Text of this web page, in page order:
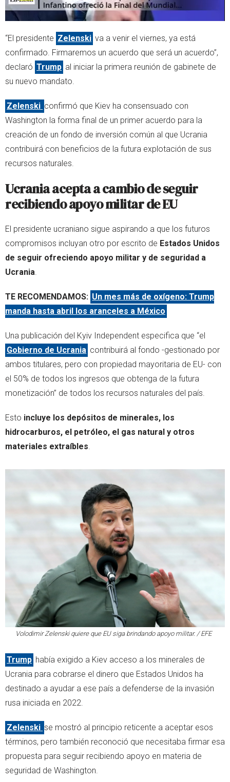
“El presidente Zelenski va a venir el viernes, ya está
confirmado. Firmaremos un acuerdo que será un acuerdo”,
declaró Trump al iniciar la primera reunión de gabinete de
su nuevo mandato.
Zelenski confirmó que Kiev ha consensuado con
Washington la forma final de un primer acuerdo para la
creación de un fondo de inversión común al que Ucrania
contribuirá con beneficios de la futura explotación de sus
recursos naturales.
Ucrania acepta a cambio de seguir
recibiendo apoyo militar de EU
El presidente ucraniano sigue aspirando a que los futuros
compromisos incluyan otro por escrito de Estados Unidos
de seguir ofreciendo apoyo militar y de seguridad a
Ucrania.
TE RECOMENDAMOS: Un mes más de oxígeno: Trump
manda hasta abril los aranceles a México
Una publicación del Kyiv Independent especifica que “el
Gobierno de Ucrania contribuirá al fondo -gestionado por
ambos titulares, pero con propiedad mayoritaria de EU- con
el 50% de todos los ingresos que obtenga de la futura
monetización” de todos los recursos naturales del país.
Esto incluye los depósitos de minerales, los
hidrocarburos, el petróleo, el gas natural y otros
materiales extraíbles.
Volodimir Zelenski quiere que EU siga brindando apoyo militar. / EFE
Trump había exigido a Kiev acceso a los minerales de
Ucrania para cobrarse el dinero que Estados Unidos ha
destinado a ayudar a ese país a defenderse de la invasión
rusa iniciada en 2022.
Zelenski se mostró al principio reticente a aceptar esos
términos, pero también reconoció que necesitaba firmar esa
propuesta para seguir recibiendo apoyo en materia de
seguridad de Washington.